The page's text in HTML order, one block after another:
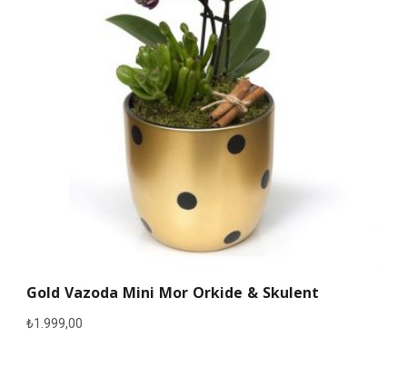
Gold Vazoda Mini Mor Orkide & Skulent
₺1.999,00